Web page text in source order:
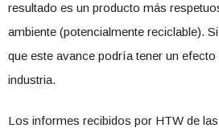
resultado es un producto más
ambiente (potencialmente reciclable).
que este avance podría tener un
industria.
Los informes recibidos por HTW de